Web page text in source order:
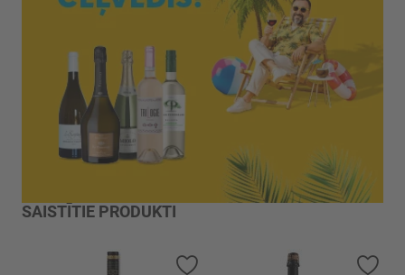
SAISTĪTIE PRODUKTI
Pievienot vēlmju sarakstam